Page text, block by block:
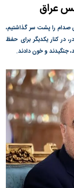
عراق
را پشت سر گذاشتیم،
در کنار یکدیگر برای حفظ
جنگیدند و خون دادند.